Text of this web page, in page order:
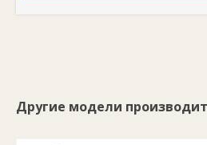
Другие модели